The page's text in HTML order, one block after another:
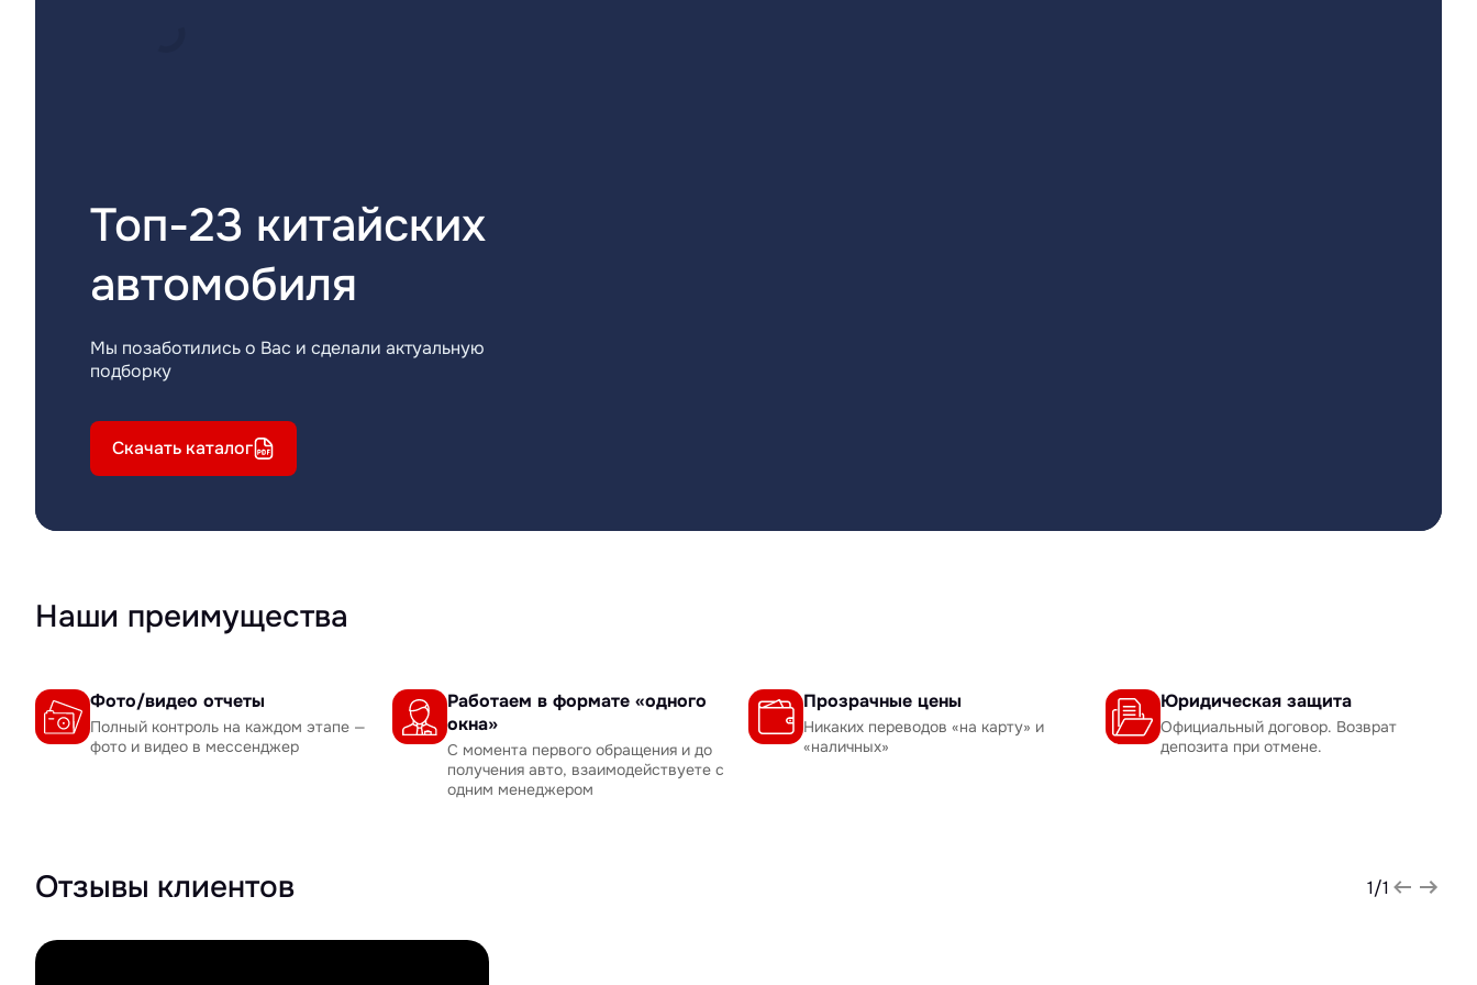
Топ-23 китайских
автомобиля
Мы позаботились о Вас и сделали актуальную
подборку
Скачать каталог
Наши преимущества
Фото/видео отчеты
Полный контроль на каждом этапе —
фото и видео в мессенджер
Работаем в формате «одного
окна»
С момента первого обращения и до
получения авто, взаимодействуете с
одним менеджером
Прозрачные цены
Никаких переводов «на карту» и
«наличных»
Юридическая защита
Официальный договор. Возврат
депозита при отмене.
Отзывы клиентов 1/1